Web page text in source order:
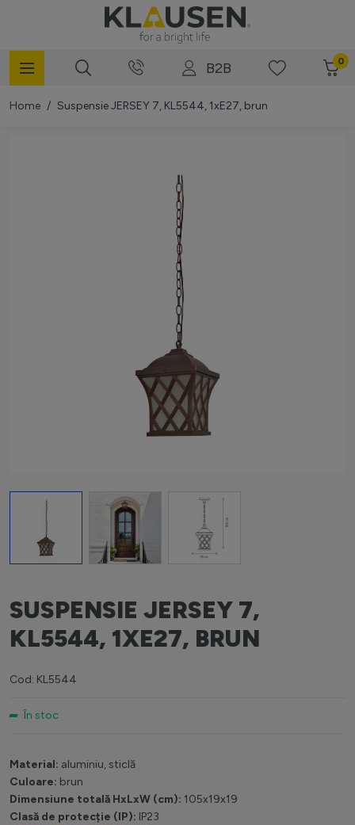
B2B 0
Home / Suspensie JERSEY 7, KL5544, 1xE27, brun
View larger imageView larger imageView larger image
SUSPENSIE JERSEY 7,
KL5544, 1XE27, BRUN
Cod: KL5544
În stoc
Material: aluminiu, sticlă
Culoare: brun
Dimensiune totală HxLxW (cm): 105x19x19
Clasă de protecție (IP): IP23